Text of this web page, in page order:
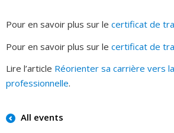
Pour en savoir plus sur le certificat de
Pour en savoir plus sur le certificat de
Lire l’article Réorienter sa carrière vers
professionnelle.
All events